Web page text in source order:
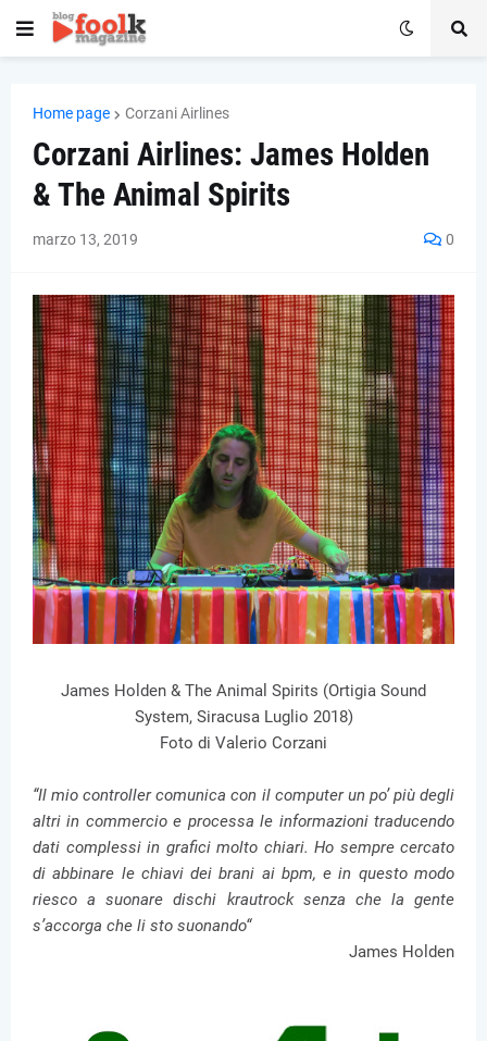
Home page Corzani Airlines
Corzani Airlines: James Holden
& The Animal Spirits
marzo 13, 2019 0
James Holden & The Animal Spirits (Ortigia Sound
System, Siracusa Luglio 2018)
Foto di Valerio Corzani
“Il mio controller comunica con il computer un po’ più degli
altri in commercio e processa le informazioni traducendo
dati complessi in grafici molto chiari. Ho sempre cercato
di abbinare le chiavi dei brani ai bpm, e in questo modo
riesco a suonare dischi krautrock senza che la gente
s’accorga che li sto suonando“
James Holden